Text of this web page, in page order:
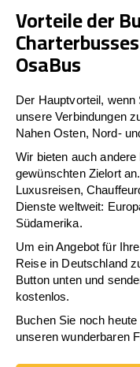
Vorteile der
OsaBus
Der Hauptvorteil,
unsere Verbindungen
Nahen Osten, Nord-
Wir bieten auch
gewünschten Zielort
Luxusreisen,
Dienste weltweit:
Südamerika.
Um ein Angebot für
Reise in Deutschland
Button unten und
kostenlos.
Buchen Sie noch heute
unseren wunderbaren